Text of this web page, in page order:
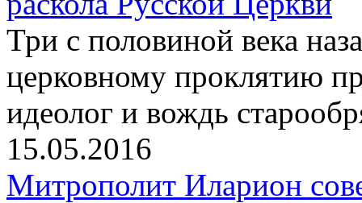
Три с половиной века
церковному проклятию
идеолог и вождь
15.05.2016
Митрополит Иларион